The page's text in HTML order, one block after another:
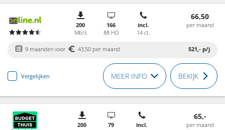
200
Mb/s
166
88 HD
incl.
14 ct.
66,50
per maand
9 maanden voor 43,50 per maand 521,- p/j
Vergelijken MEER INFO BEKIJK
200
79
incl.
65,-
per maand